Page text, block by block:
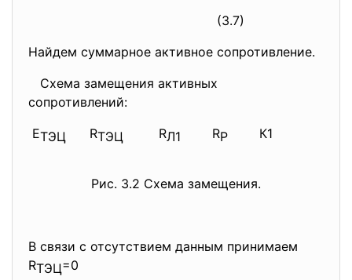
(3.7)
Найдем суммарное активное сопротивление.
Схема замещения активных
сопротивлений:
ЕТЭЦ RТЭЦ RЛ1 RР К1
Рис. 3.2 Схема замещения.
В связи с отсутствием данным принимаем
RТЭЦ=0